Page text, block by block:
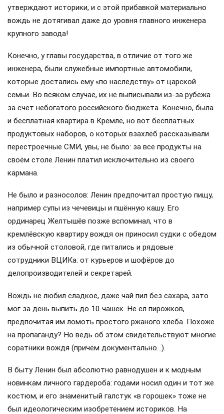
утверждают историки, и с этой прибавкой материально
вождь не дотягивал даже до уровня главного инженера
крупного завода!
Конечно, у главы государства, в отличие от того же
инженера, были служебные импортные автомобили,
которые достались ему «по наследству» от царской
семьи. Во всяком случае, их не выписывали из-за рубежа
за счёт небогатого российского бюджета. Конечно, была
и бесплатная квартира в Кремле, но вот бесплатных
продуктовых наборов, о которых взахлёб рассказывали
перестроечные СМИ, увы, не было: за все продукты на
своём столе Ленин платил исключительно из своего
кармана.
Не было и разносолов: Ленин предпочитал простую пищу,
например супы из чечевицы и пшённую кашу. Его
ординарец Желтышёв позже вспоминал, что в
кремлёвскую квартиру вождя он приносил судки с обедом
из обычной столовой, где питались и рядовые
сотрудники ВЦИКа: от курьеров и шофёров до
делопроизводителей и секретарей.
Вождь не любил сладкое, даже чай пил без сахара, зато
мог за день выпить до 10 чашек. Не ел пирожков,
предпочитая им ломоть простого ржаного хлеба. Похоже
на пропаганду? Но ведь об этом свидетельствуют многие
соратники вождя (причём документально…).
В быту Ленин был абсолютно равнодушен и к модным
новинкам личного гардероба: годами носил один и тот же
костюм, и его знаменитый галстук «в горошек» тоже не
был идеологическим изобретением историков. На